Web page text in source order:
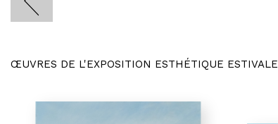
ŒUVRES DE L'EXPOSITION ESTHÉTIQUE ESTIVALE